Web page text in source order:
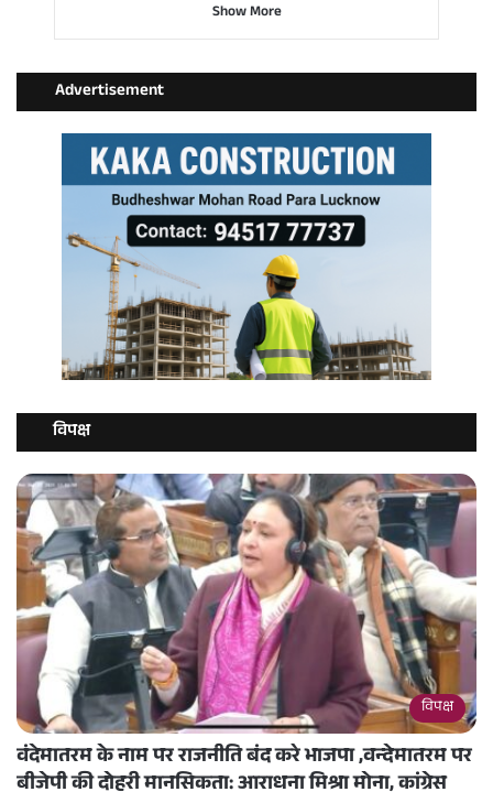
Show More
Advertisement
विपक्ष
विपक्ष
वंदेमातरम के नाम पर राजनीति बंद करे भाजपा ,वन्देमातरम पर